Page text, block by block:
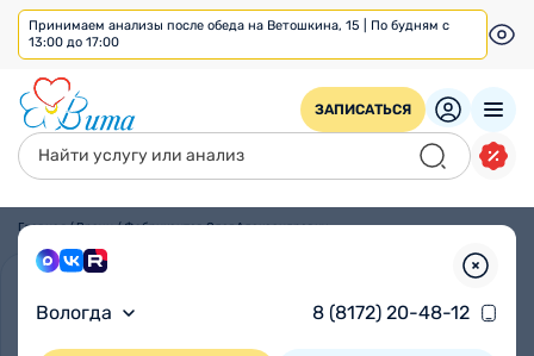
Принимаем анализы после обеда на Ветошкина, 15 | По будням с
13:00 до 17:00
ЗАПИСАТЬСЯ
Вологда 8 (8172) 20-48-12
Главная/Врачи/Фабрикантов Олег Александрович